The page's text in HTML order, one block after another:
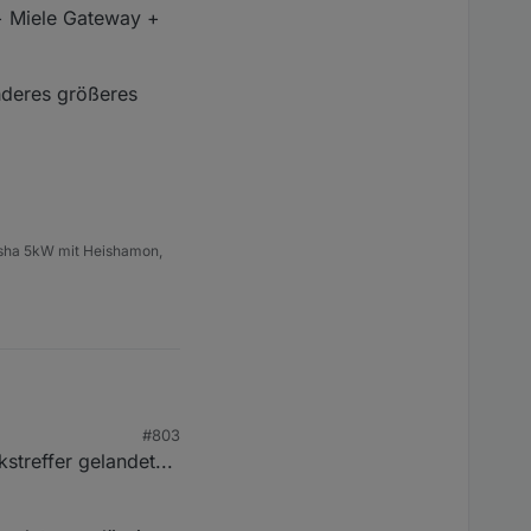
ankam. Und bei
Proxmox nicht
Gateway +
größeres
5kW mit Heishamon,
#803
gelandet...